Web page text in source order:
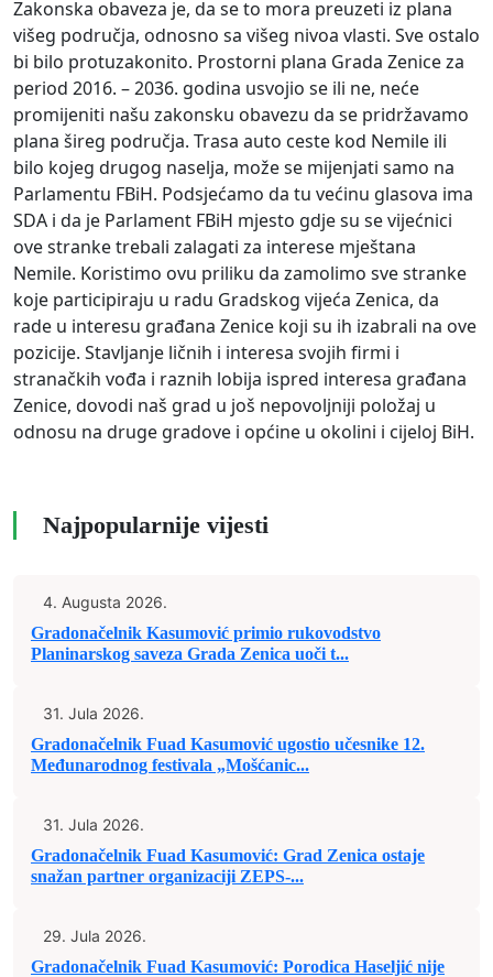
Zakonska obaveza je, da se to mora preuzeti iz plana
višeg područja, odnosno sa višeg nivoa vlasti. Sve ostalo
bi bilo protuzakonito. Prostorni plana Grada Zenice za
period 2016. – 2036. godina usvojio se ili ne, neće
promijeniti našu zakonsku obavezu da se pridržavamo
plana šireg područja. Trasa auto ceste kod Nemile ili
bilo kojeg drugog naselja, može se mijenjati samo na
Parlamentu FBiH. Podsjećamo da tu većinu glasova ima
SDA i da je Parlament FBiH mjesto gdje su se vijećnici
ove stranke trebali zalagati za interese mještana
Nemile. Koristimo ovu priliku da zamolimo sve stranke
koje participiraju u radu Gradskog vijeća Zenica, da
rade u interesu građana Zenice koji su ih izabrali na ove
pozicije. Stavljanje ličnih i interesa svojih firmi i
stranačkih vođa i raznih lobija ispred interesa građana
Zenice, dovodi naš grad u još nepovoljniji položaj u
odnosu na druge gradove i općine u okolini i cijeloj BiH.
Najpopularnije vijesti
4. Augusta 2026.
Gradonačelnik Kasumović primio rukovodstvo
Planinarskog saveza Grada Zenica uoči t...
31. Jula 2026.
Gradonačelnik Fuad Kasumović ugostio učesnike 12.
Međunarodnog festivala „Mošćanic...
31. Jula 2026.
Gradonačelnik Fuad Kasumović: Grad Zenica ostaje
snažan partner organizaciji ZEPS-...
29. Jula 2026.
Gradonačelnik Fuad Kasumović: Porodica Haseljić nije